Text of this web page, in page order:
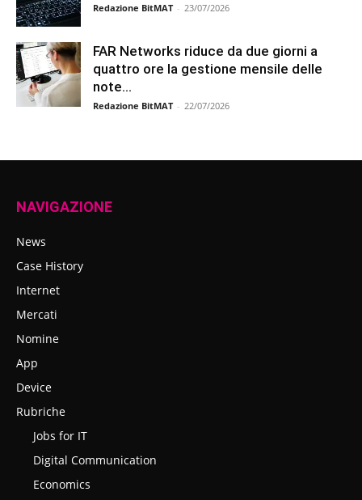
Redazione BitMAT - 23/07/2026
FAR Networks riduce da due giorni a
quattro ore la gestione mensile delle
note...
Redazione BitMAT - 22/07/2026
NAVIGAZIONE
News
Case History
Internet
Mercati
Nomine
App
Device
Rubriche
Jobs for IT
Digital Communication
Economics